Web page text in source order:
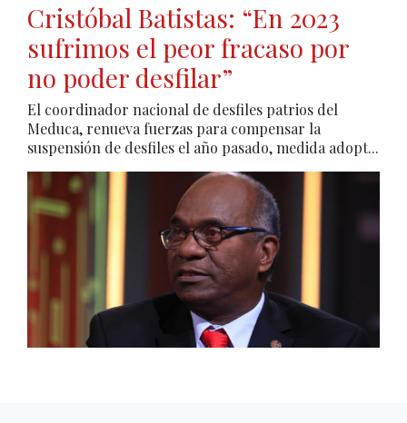
Cristóbal Batistas: “En 2023
sufrimos el peor fracaso por
no poder desfilar”
El coordinador nacional de desfiles patrios del
Meduca, renueva fuerzas para compensar la
suspensión de desfiles el año pasado, medida adopt...